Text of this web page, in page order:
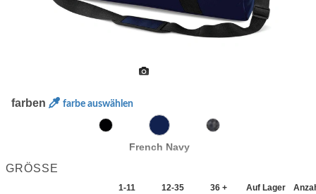
farben farbe auswählen
French Navy
GRÖSSE
1-11 12-35 36 + Auf Lager